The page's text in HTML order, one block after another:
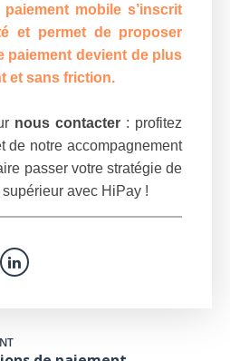
mobile s’inscrit
et permet de proposer
paiement devient de plus
et sans friction.
nouscontacter : profitez
de notre accompagnement
passer votre stratégie de
avec HiPay !